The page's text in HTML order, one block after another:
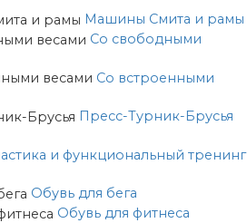
Машины Смита и рамы
Со свободными
Со встроенными
Пресс-Турник-Брусья
и функциональный тренинг
Обувь для бега
Обувь для фитнеса